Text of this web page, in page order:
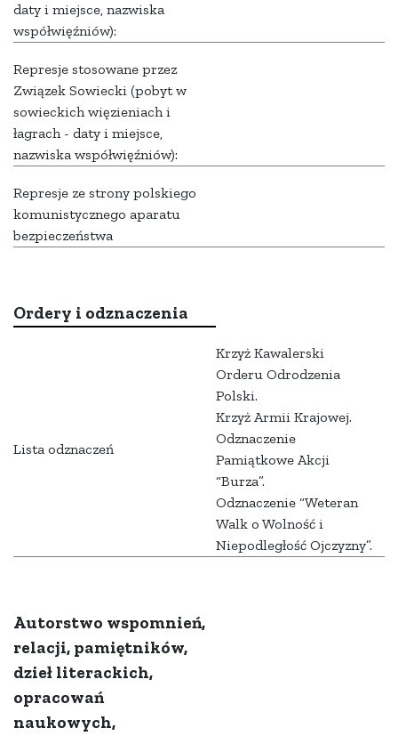
daty i miejsce, nazwiska
współwięźniów):
Represje stosowane przez
Związek Sowiecki (pobyt w
sowieckich więzieniach i
łagrach - daty i miejsce,
nazwiska współwięźniów):
Represje ze strony polskiego
komunistycznego aparatu
bezpieczeństwa
Ordery i odznaczenia
Lista odznaczeń
Krzyż Kawalerski
Orderu Odrodzenia
Polski.
Krzyż Armii Krajowej.
Odznaczenie
Pamiątkowe Akcji
“Burza”.
Odznaczenie “Weteran
Walk o Wolność i
Niepodległość Ojczyzny”.
Autorstwo wspomnień,
relacji, pamiętników,
dzieł literackich,
opracowań
naukowych,